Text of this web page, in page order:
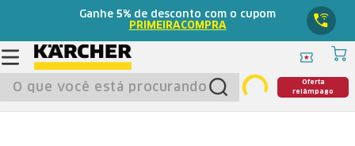
Ganhe 5% de desconto com o cupom
PRIMEIRACOMPRA
O que você está procurando?
Oferta
relâmpago